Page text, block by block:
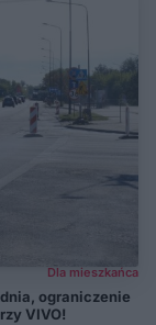
Dla mieszkańca
ograniczenie
VIVO!